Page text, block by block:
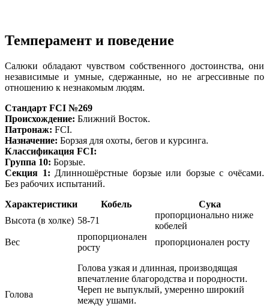
Темперамент и поведение
Салюки обладают чувством собственного достоинства, они
независимые и умные, сдержанные, но не агрессивные по
отношению к незнакомым людям.
Стандарт FCI №269
Происхождение: Ближний Восток.
Патронаж: FCI.
Назначение: Борзая для охоты, бегов и курсинга.
Классификация FCI:
Группа 10: Борзые.
Секция 1: Длинношёрстные борзые или борзые с очёсами.
Без рабочих испытаний.
Характеристики
Кобель
Сука
Высота (в холке) 58-71
пропорционально ниже
кобелей
Вес
пропорционален
росту
пропорционален росту
Голова
Голова узкая и длинная, производящая
впечатление благородства и породности.
Череп не выпуклый, умеренно широкий
между ушами.